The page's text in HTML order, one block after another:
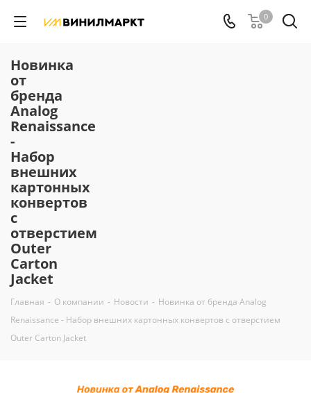
0
Новинка
от
бренда
Analog
Renaissance
-
Набор
внешних
картонных
конвертов
с
отверстием
Оuter
Carton
Jacket
Главная - О компании - Новости - Новинка от бренда Analog
Renaissance - Набор внешних картонных конвертов с отверстием
Оuter Carton Jacket